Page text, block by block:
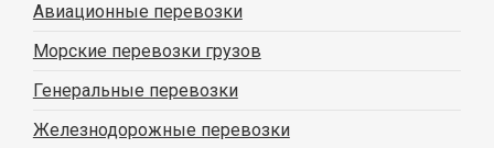
Авиационные перевозки
Морские перевозки грузов
Генеральные перевозки
Железнодорожные перевозки